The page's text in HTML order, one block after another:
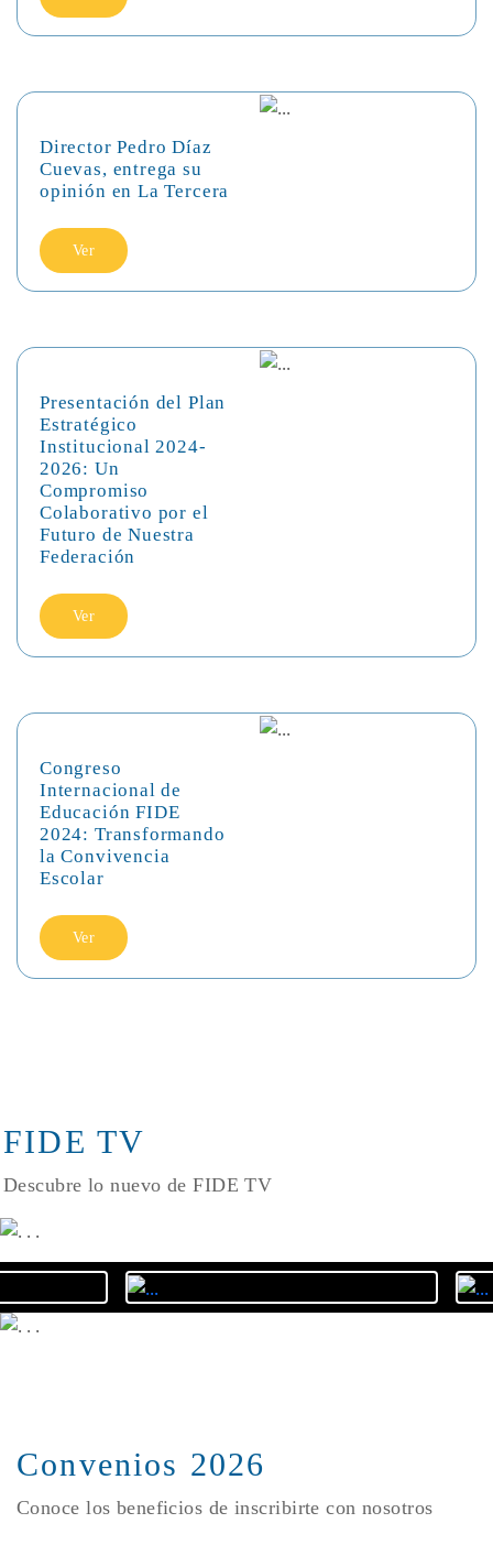
Director Pedro Díaz
Cuevas, entrega su
opinión en La Tercera
Ver
Presentación del Plan
Estratégico
Institucional 2024-
2026: Un
Compromiso
Colaborativo por el
Futuro de Nuestra
Federación
Ver
Congreso
Internacional de
Educación FIDE
2024: Transformando
la Convivencia
Escolar
Ver
FIDE TV
Descubre lo nuevo de FIDE TV
Convenios 2026
Conoce los beneficios de inscribirte con nosotros